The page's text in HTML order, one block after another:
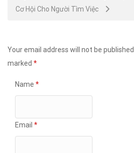
Cơ Hội Cho Người Tìm Việc
Your email address will not be published.
marked *
Name *
Email *